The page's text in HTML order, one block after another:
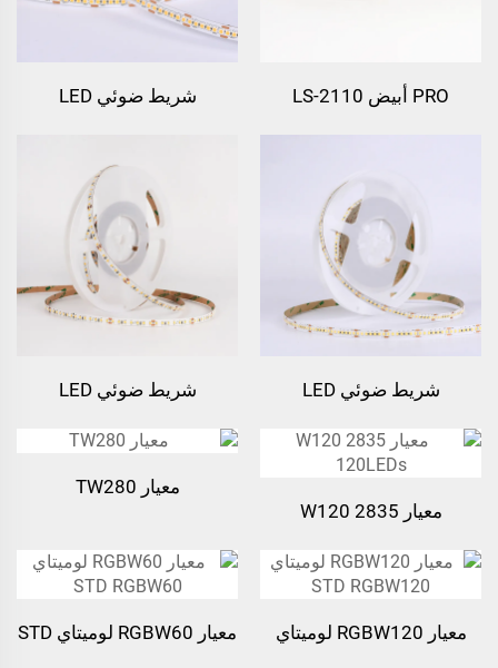
PRO أبيض LS-2110
180leds/m شريط ضوئي
شريط ضوئي LED
240leds/m
شريط ضوئي LED
210leds/m
شريط ضوئي LED
140leds/m
معيار W120 2835
معيار TW280
معيار RGBW120 لوميتاي
معيار RGBW60 لوميتاي STD